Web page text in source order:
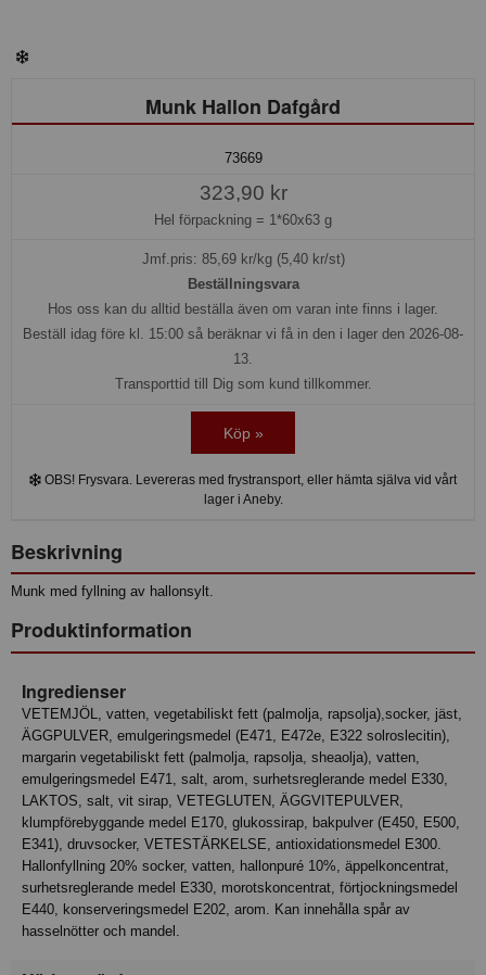
Munk Hallon Dafgård
73669
323,90 kr
Hel förpackning = 1*60x63 g
Jmf.pris: 85,69kr/kg (5,40 kr/st)
Beställningsvara
Hos oss kan du alltid beställa även om varan inte finns i lager.
Beställ idag före kl. 15:00 så beräknar vi få in den i lager den 2026-08-
13.
Transporttid till Dig som kund tillkommer.
Köp »
OBS! Frysvara. Levereras med frystransport, eller hämta själva vid vårt
lager i Aneby.
Beskrivning
Munk med fyllning av hallonsylt.
Produktinformation
Ingredienser
VETEMJÖL, vatten, vegetabiliskt fett (palmolja, rapsolja),socker, jäst,
ÄGGPULVER, emulgeringsmedel (E471, E472e, E322 solroslecitin),
margarin vegetabiliskt fett (palmolja, rapsolja, sheaolja), vatten,
emulgeringsmedel E471, salt, arom, surhetsreglerande medel E330,
LAKTOS, salt, vit sirap, VETEGLUTEN, ÄGGVITEPULVER,
klumpförebyggande medel E170, glukossirap, bakpulver (E450, E500,
E341), druvsocker, VETESTÄRKELSE, antioxidationsmedel E300.
Hallonfyllning 20% socker, vatten, hallonpuré 10%, äppelkoncentrat,
surhetsreglerande medel E330, morotskoncentrat, förtjockningsmedel
E440, konserveringsmedel E202, arom. Kan innehålla spår av
hasselnötter och mandel.